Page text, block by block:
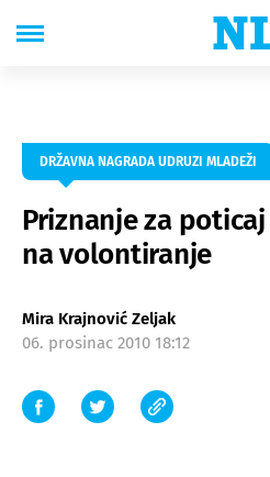
DRŽAVNA NAGRADA UDRUZI MLADEŽI
Priznanje za
na volontiranje
Mira Krajnović Zeljak
06. prosinac 2010 18:12